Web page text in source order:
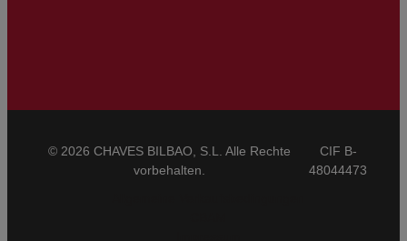
© 2026 CHAVES BILBAO, S.L. Alle Rechte
vorbehalten.
CIF B-
48044473